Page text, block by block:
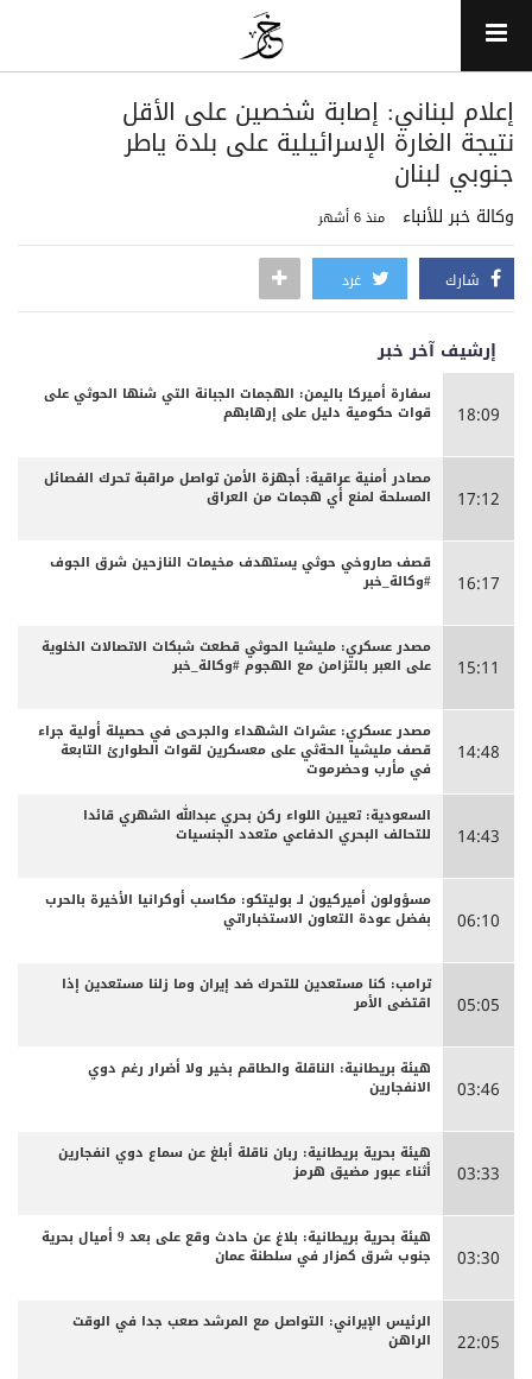
إعلام لبناني: إصابة شخصين على الأقل
نتيجة الغارة الإسرائيلية على بلدة ياطر
جنوبي لبنان
وكالة خبر للأنباء منذ 6 أشهر
شارك غرد
إرشيف آخر خبر
18:09
سفارة أميركا باليمن: الهجمات الجبانة التي شنها الحوثي على
قوات حكومية دليل على إرهابهم
17:12
مصادر أمنية عراقية: أجهزة الأمن تواصل مراقبة تحرك الفصائل
المسلحة لمنع أي هجمات من العراق
16:17
قصف صاروخي حوثي يستهدف مخيمات النازحين شرق الجوف
#وكالة_خبر
15:11
مصدر عسكري: مليشيا الحوثي قطعت شبكات الاتصالات الخلوية
على العبر بالتزامن مع الهجوم #وكالة_خبر
14:48
مصدر عسكري: عشرات الشهداء والجرحى ‏في حصيلة أولية جراء
قصف مليشيا الحةثي على معسكرين لقوات الطوارئ التابعة
في مأرب وحضرموت
14:43
السعودية: تعيين اللواء ركن بحري عبدالله الشهري قائدا
للتحالف البحري الدفاعي متعدد الجنسيات
06:10
مسؤولون أميركيون لـ بوليتكو: مكاسب أوكرانيا الأخيرة بالحرب
بفضل عودة التعاون الاستخباراتي
05:05
ترامب: كنا مستعدين للتحرك ضد إيران وما زلنا مستعدين إذا
اقتضى الأمر
03:46
هيئة بريطانية: الناقلة والطاقم بخير ولا أضرار رغم دوي
الانفجارين
03:33
هيئة بحرية بريطانية: ربان ناقلة أبلغ عن سماع دوي انفجارين
أثناء عبور مضيق هرمز
03:30
هيئة بحرية بريطانية: بلاغ عن حادث وقع على بعد 9 أميال بحرية
جنوب شرق كمزار في سلطنة عمان
22:05
الرئيس الإيراني: التواصل مع المرشد صعب جدا في الوقت
الراهن